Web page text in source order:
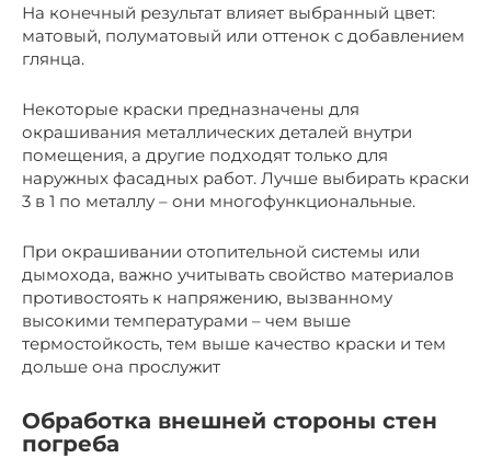
На конечный результат влияет выбранный цвет:
матовый, полуматовый или оттенок с добавлением
глянца.
Некоторые краски предназначены для
окрашивания металлических деталей внутри
помещения, а другие подходят только для
наружных фасадных работ. Лучше выбирать краски
3 в 1 по металлу – они многофункциональные.
При окрашивании отопительной системы или
дымохода, важно учитывать свойство материалов
противостоять к напряжению, вызванному
высокими температурами – чем выше
термостойкость, тем выше качество краски и тем
дольше она прослужит
Обработка внешней стороны стен
погреба